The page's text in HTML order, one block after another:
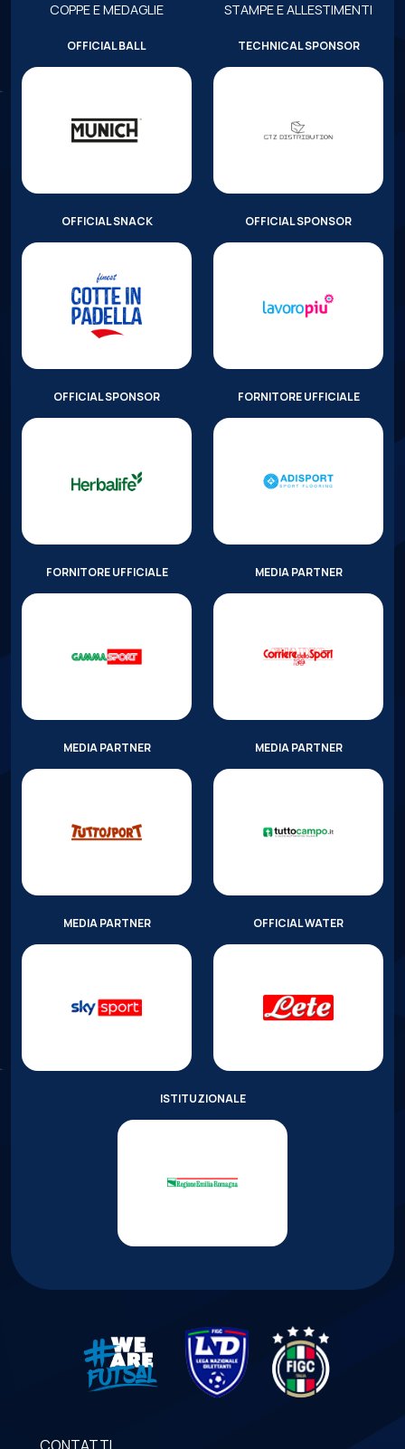
COPPE E MEDAGLIE STAMPE E ALLESTIMENTI
OFFICIAL BALL TECHNICAL SPONSOR
OFFICIAL SNACK OFFICIAL SPONSOR
OFFICIAL SPONSOR FORNITORE UFFICIALE
FORNITORE UFFICIALE MEDIA PARTNER
MEDIA PARTNER MEDIA PARTNER
MEDIA PARTNER OFFICIAL WATER
ISTITUZIONALE